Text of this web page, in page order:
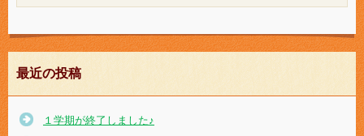
最近の投稿
１学期が終了しました♪